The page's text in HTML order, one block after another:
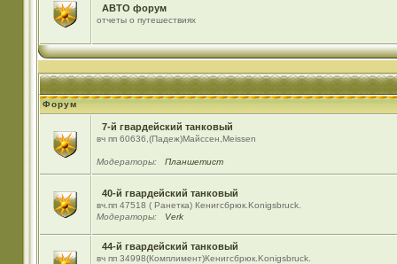
АВТО форум
отчеты о путешествиях
Форум
7-й гвардейский танковый
вч пп 60636,(Падеж)Майсcен,Meissen
Модераторы: Планшетист
40-й гвардейский танковый
вч.пп 47518 ( Ранетка) Кенигсбрюк.Konigsbruck.
Модераторы:
Verk
44-й гвардейский танковый
вч пп 34998(Комплимент)Кенигсбрюк.Konigsbruck.